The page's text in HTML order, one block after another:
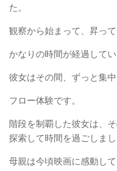
た。
観察から始まって、昇って
かなりの時間が経過してい
彼女はその間、ずっと集
フロー体験です。
階段を制覇した彼女は、
探索して時間を過ごしまし
母親は今頃映画に感動して